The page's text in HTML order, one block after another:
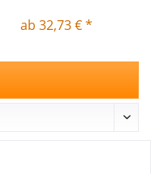
ab 32,73 € *